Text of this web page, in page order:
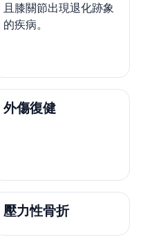
且膝關節出現退化跡象
的疾病。
外傷復健
壓力性骨折